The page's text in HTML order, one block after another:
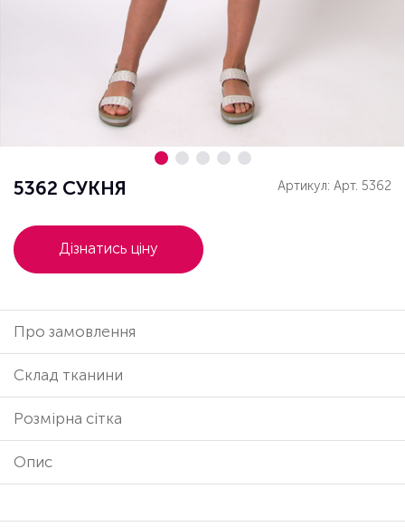
5362 СУКНЯ Артикул: Арт. 5362
Дізнатись ціну
Про замовлення
Cклад тканини
Розмірна сітка
Опис